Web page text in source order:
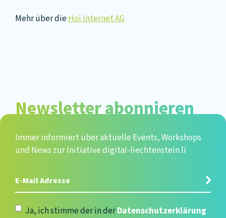
Mehr über dieHoi Internet AG
Newsletter abonnieren
Immer informiert über aktuelle Events, Workshops
und News zur Initiative digital-liechtenstein.li
E-
Datenschutzerklärung(erforderlich)
Ja, ich stimme der in derDatenschutzerklärung